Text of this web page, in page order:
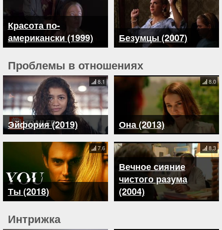
Красота по-
американски (1999)
Безумцы (2007)
Проблемы в отношениях
Эйфория (2019)
8.1
Она (2013)
8.0
Ты (2018)
7.6
Вечное сияние
чистого разума
(2004)
8.3
Интрижка